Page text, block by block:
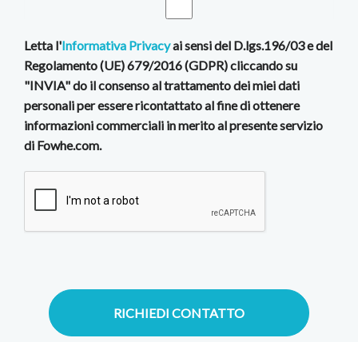
Letta l'Informativa Privacyai sensi del D.lgs.196/03 e del
Regolamento (UE) 679/2016 (GDPR) cliccando su
"INVIA" do il consenso al trattamento dei miei dati
personali per essere ricontattato al fine di ottenere
informazioni commerciali in merito al presente servizio
di Fowhe.com.
RICHIEDI CONTATTO